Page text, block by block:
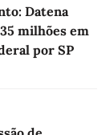
Datena
milhões em
por SP